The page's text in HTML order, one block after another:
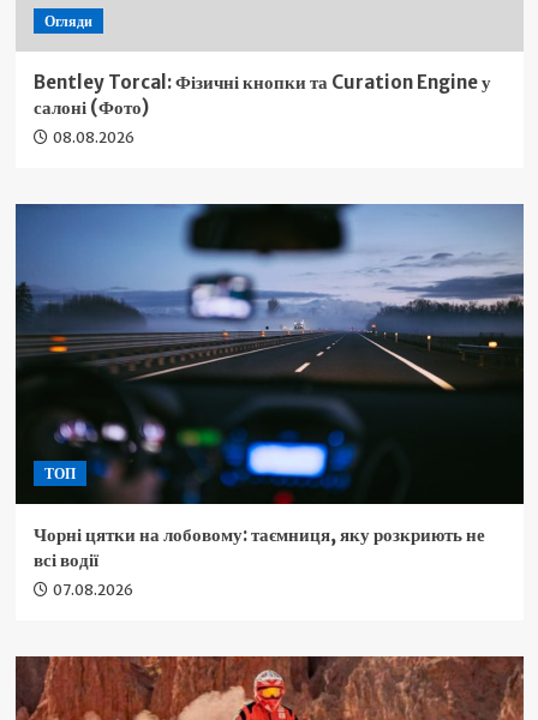
Огляди
Bentley Torcal: Фізичні кнопки та Curation Engine у
салоні (Фото)
08.08.2026
ТОП
Чорні цятки на лобовому: таємниця, яку розкриють не
всі водії
07.08.2026